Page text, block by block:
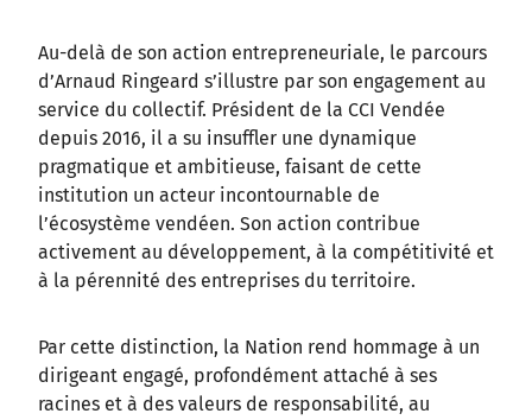
Au-delà de son action entrepreneuriale, le parcours
d’Arnaud Ringeard s’illustre par son engagement au
service du collectif. Président de la CCI Vendée
depuis 2016, il a su insuffler une dynamique
pragmatique et ambitieuse, faisant de cette
institution un acteur incontournable de
l’écosystème vendéen. Son action contribue
activement au développement, à la compétitivité et
à la pérennité des entreprises du territoire.
Par cette distinction, la Nation rend hommage à un
dirigeant engagé, profondément attaché à ses
racines et à des valeurs de responsabilité, au